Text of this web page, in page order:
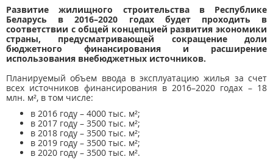
Развитие жилищного строительства в Республике
Беларусь в 2016–2020 годах будет проходить в
соответствии с общей концепцией развития экономики
страны, предусматривающей сокращение доли
бюджетного финансирования и расширение
использования внебюджетных источников.
Планируемый объем ввода в эксплуатацию жилья за счет
всех источников финансирования в 2016–2020 годах – 18
млн. м², в том числе:
в 2016 году – 4000 тыс. м²;
в 2017 году – 3500 тыс. м²;
в 2018 году – 3500 тыс. м²;
в 2019 году – 3500 тыс. м²;
в 2020 году – 3500 тыс. м².